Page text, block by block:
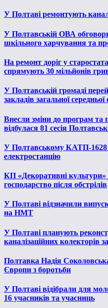
У Полтаві ремонтують
У Полтавській ОВА
шкільного харчування та
На ремонт доріг у
спрямують 30 мільйонів
У Полтавській громаді
закладів загальної середньої
Внесли зміни до програм та
відбулася 81 сесія
У Полтавському КАТП-1628
електростанцію
КП «Декоративні культури»
господарство після обстрілів
У Полтаві відзначили
на НМТ
У Полтаві планують
каналізаційних колекторів
Полтавка Надія
Європи з боротьби
У Полтаві відібрали для
16 учасників та учасниць